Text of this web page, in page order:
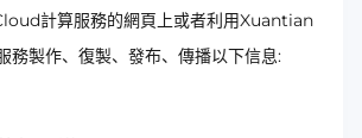
計算服務的網頁上或者利用Xuantian
務製作、復製、發布、傳播以下信息: